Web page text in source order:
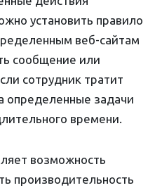
установить правило
веб-сайтам
сообщение или
сотрудник тратит
определенные задачи
времени.
возможность
производительность